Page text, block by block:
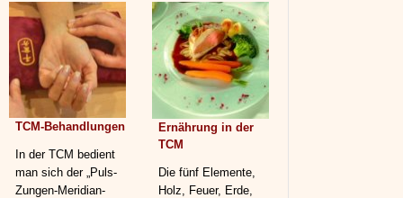
TCM-Behandlungen
In der TCM bedient
man sich der „Puls-
Zungen-Meridian-
Ernährung in der
TCM
Die fünf Elemente,
Holz, Feuer, Erde,